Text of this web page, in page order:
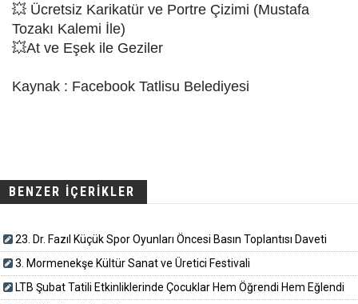
💥 Ücretsiz Karikatür ve Portre Çizimi (Mustafa
Tozakı Kalemi İle)
💥At ve Eşek ile Geziler
Kaynak : Facebook Tatlisu Belediyesi
BENZER İÇERİKLER
23. Dr. Fazıl Küçük Spor Oyunları Öncesi Basın Toplantısı Daveti
3. Mormenekşe Kültür Sanat ve Üretici Festivali
LTB Şubat Tatili Etkinliklerinde Çocuklar Hem Öğrendi Hem Eğlendi